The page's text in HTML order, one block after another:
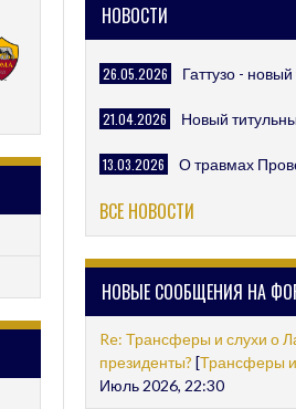
НОВОСТИ
26.05.2026 Гаттузо -
21.04.2026 Новый
13.03.2026 О травмах
ВСЕ НОВОСТИ
НОВЫЕ СООБЩЕНИЯ НА
Re: Трансферы и слухи о
президенты? [Трансферы и
Июль 2026, 22:30